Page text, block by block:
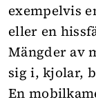
exempelvis
eller en
Mängder av
sig i, kjolar,
En